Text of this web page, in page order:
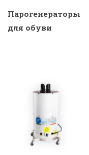
Парогенераторы
для обуви